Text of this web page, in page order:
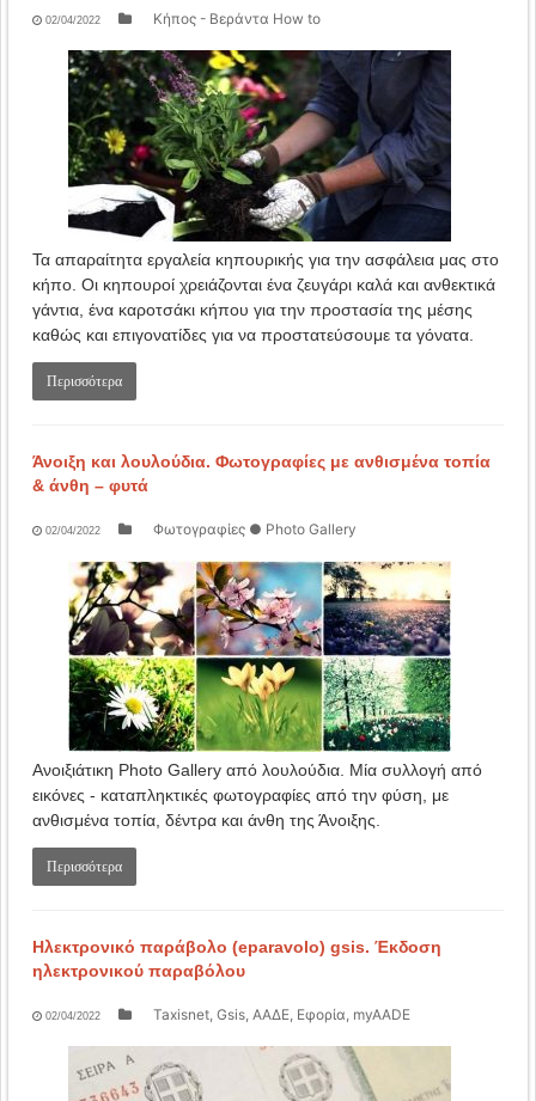
02/04/2022 Κήπος - Βεράντα How to
Τα απαραίτητα εργαλεία κηπουρικής για την ασφάλεια μας στο
κήπο. Οι κηπουροί χρειάζονται ένα ζευγάρι καλά και ανθεκτικά
γάντια, ένα καροτσάκι κήπου για την προστασία της μέσης
καθώς και επιγονατίδες για να προστατεύσουμε τα γόνατα.
Περισσότερα
Άνοιξη και λουλούδια. Φωτογραφίες με ανθισμένα τοπία
& άνθη – φυτά
02/04/2022 Φωτογραφίες ● Photo Gallery
Ανοιξιάτικη Photo Gallery από λουλούδια. Μία συλλογή από
εικόνες - καταπληκτικές φωτογραφίες από την φύση, με
ανθισμένα τοπία, δέντρα και άνθη της Άνοιξης.
Περισσότερα
Ηλεκτρονικό παράβολο (eparavolo) gsis. Έκδοση
ηλεκτρονικού παραβόλου
02/04/2022 Taxisnet, Gsis, ΑΑΔΕ, Εφορία, myAADE